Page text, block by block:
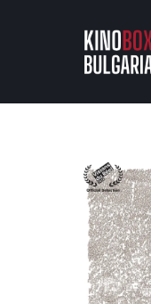
АНАЛИЗИ
БАХТИ
ЗА НАС